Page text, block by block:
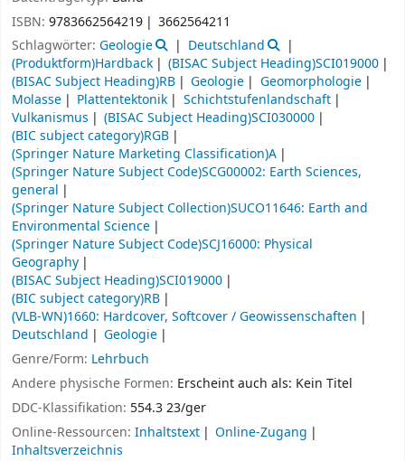
ISBN: 9783662564219
3662564211
Schlagwörter: Geologie
Deutschland
(Produktform)Hardback
(BISAC Subject Heading)SCI019000
(BISAC Subject Heading)RB
Geologie
Geomorphologie
Molasse
Plattentektonik
Schichtstufenlandschaft
Vulkanismus
(BISAC Subject Heading)SCI030000
(BIC subject category)RGB
(Springer Nature Marketing Classification)A
(Springer Nature Subject Code)SCG00002: Earth Sciences,
general
(Springer Nature Subject Collection)SUCO11646: Earth and
Environmental Science
(Springer Nature Subject Code)SCJ16000: Physical
Geography
(BISAC Subject Heading)SCI019000
(BIC subject category)RB
(VLB-WN)1660: Hardcover, Softcover / Geowissenschaften
Deutschland
Geologie
Genre/Form: Lehrbuch
Andere physische Formen: Erscheint auch als: Kein Titel
DDC-Klassifikation: 554.3 23/ger
Online-Ressourcen: Inhaltstext
Online-Zugang
Inhaltsverzeichnis